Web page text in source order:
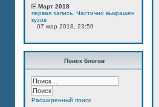
Март 2018
первая запись. Частично выкрашен
кузов
07 мар 2018, 23:59
Поиск блогов
Расширенный поиск